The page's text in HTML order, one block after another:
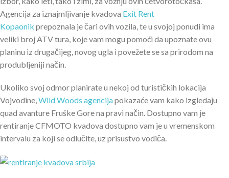
Agencija za iznajmljivanje kvadova Exit Rent
Kopaonik prepoznala je čari ovih vozila, te u svojoj ponudi ima
veliki broj ATV tura, koje vam mogu pomoći da upoznate ovu
planinu iz drugačijeg, novog ugla i povežete se sa prirodom na
produbljeniji način.
Ukoliko svoj odmor planirate u nekoj od turističkih lokacija
Vojvodine,Wild Woods agencijapokazaće vam kako izgledaju
quad avanture Fruške Gore na pravi način. Dostupno vam je
rentiranje CFMOTO kvadova dostupno vam je u vremenskom
intervalu za koji se odlučite, uz prisustvo vodiča.